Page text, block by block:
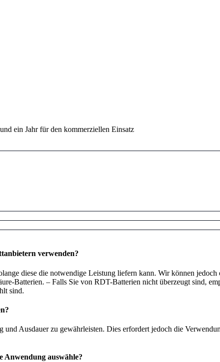
ein Jahr für den kommerziellen Einsatz
verwenden?
diese die notwendige Leistung liefern kann. Wir können jedoch
Batterien. – Falls Sie von RDT-Batterien nicht überzeugt sind,
sind.
Ausdauer zu gewährleisten. Dies erfordert jedoch die
Anwendung auswähle?